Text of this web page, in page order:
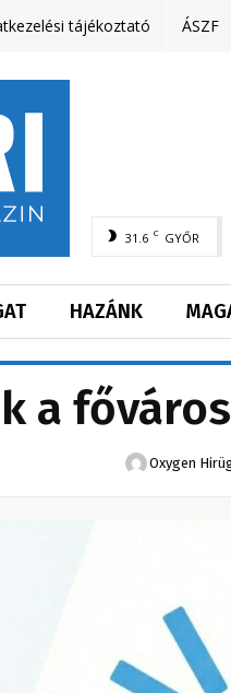
tájékoztató ÁSZF
31.6 C GYŐR
HAZÁNK
a
Oxygen